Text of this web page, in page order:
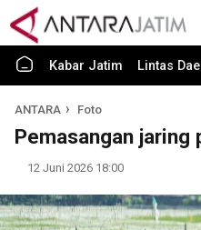
Kabar Jatim Lintas
ANTARA Foto
Pemasangan jaring
12 Juni 2026 18:00